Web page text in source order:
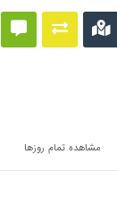
مشاهده تمام روزها